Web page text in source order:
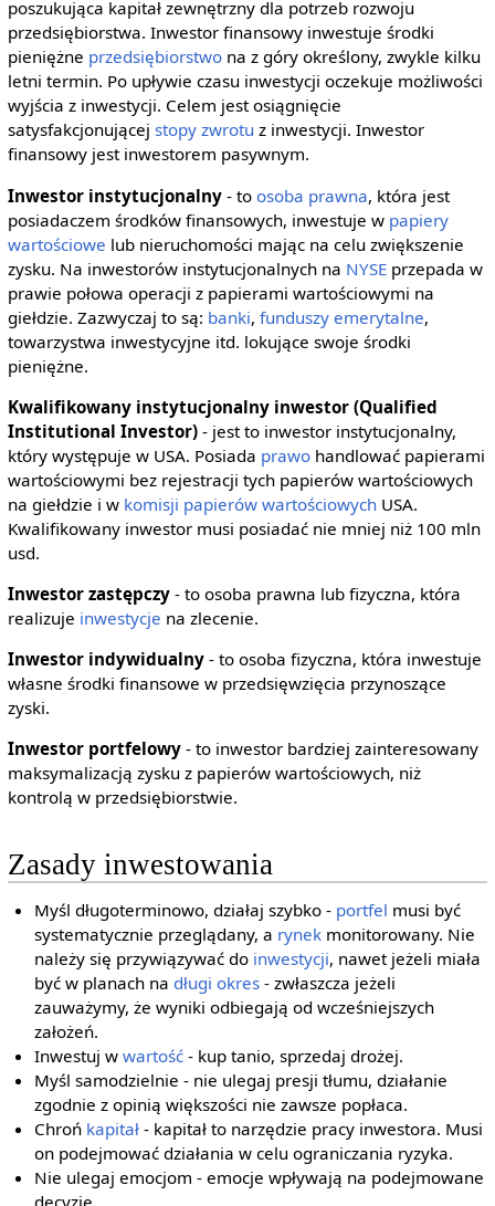
poszukująca kapitał zewnętrzny dla potrzeb rozwoju
przedsiębiorstwa. Inwestor finansowy inwestuje środki
pieniężne przedsiębiorstwona z góry określony, zwykle kilku
letni termin. Po upływie czasu inwestycji oczekuje możliwości
wyjścia z inwestycji. Celem jest osiągnięcie
satysfakcjonującej stopy zwrotu z inwestycji. Inwestor
finansowy jest inwestorem pasywnym.
Inwestor instytucjonalny- to osoba prawna, która jest
posiadaczem środków finansowych, inwestuje w papiery
wartościowe lub nieruchomości mając na celu zwiększenie
zysku. Na inwestorów instytucjonalnych na NYSEprzepada w
prawie połowa operacji z papierami wartościowymi na
giełdzie. Zazwyczaj to są: banki, funduszy emerytalne,
towarzystwa inwestycyjne itd. lokujące swoje środki
pieniężne.
Kwalifikowany instytucjonalny inwestor (Qualified
Institutional Investor)- jest to inwestor instytucjonalny,
który występuje w USA. Posiada prawohandlować papierami
wartościowymi bez rejestracji tych papierów wartościowych
na giełdzie i w komisji papierów wartościowychUSA.
Kwalifikowany inwestor musi posiadać nie mniej niż 100 mln
usd.
Inwestor zastępczy- to osoba prawna lub fizyczna, która
realizuje inwestycje na zlecenie.
Inwestor indywidualny- to osoba fizyczna, która inwestuje
własne środki finansowe w przedsięwzięcia przynoszące
zyski.
Inwestor portfelowy- to inwestor bardziej zainteresowany
maksymalizacją zysku z papierów wartościowych, niż
kontrolą w przedsiębiorstwie.
Zasady inwestowania
Myśl długoterminowo, działaj szybko - portfel musi być
systematycznie przeglądany, a rynek monitorowany. Nie
należy się przywiązywać do inwestycji, nawet jeżeli miała
być w planach na długi okres - zwłaszcza jeżeli
zauważymy, że wyniki odbiegają od wcześniejszych
założeń.
Inwestuj wwartość - kup tanio, sprzedaj drożej.
Myśl samodzielnie - nie ulegaj presji tłumu, działanie
zgodnie z opinią większości nie zawsze popłaca.
Chroń kapitał - kapitał to narzędzie pracy inwestora. Musi
on podejmować działania w celu ograniczania ryzyka.
Nie ulegaj emocjom - emocje wpływają na podejmowane